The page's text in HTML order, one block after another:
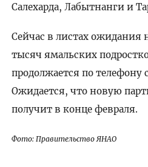
Салехарда, Лабытнанги и
Сейчас в листах ожидания
тысяч ямальских
продолжается по телефону
Ожидается, что новую
получит в конце февраля.
Фото: Правительство ЯНАО